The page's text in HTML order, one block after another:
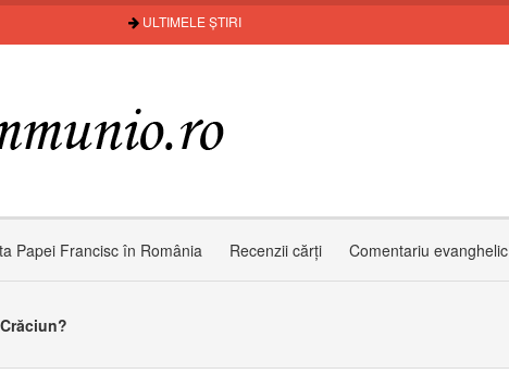
ULTIMELE ȘTIRI
Papei Francisc în România Recenzii cărți Comentariu evanghelic